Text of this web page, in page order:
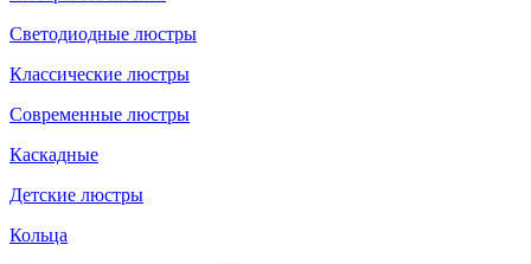
Светодиодные люстры
Классические люстры
Современные люстры
Каскадные
Детские люстры
Кольца